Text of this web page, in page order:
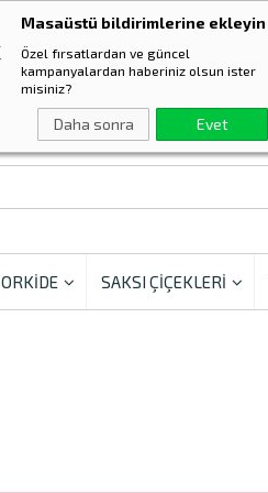
Masaüstü bildirimlerine ekleyin
Özel fırsatlardan ve güncel
kampanyalardan haberiniz olsun ister
misiniz?
Daha sonra Evet
ORKİDE SAKSI ÇİÇEKLERİ